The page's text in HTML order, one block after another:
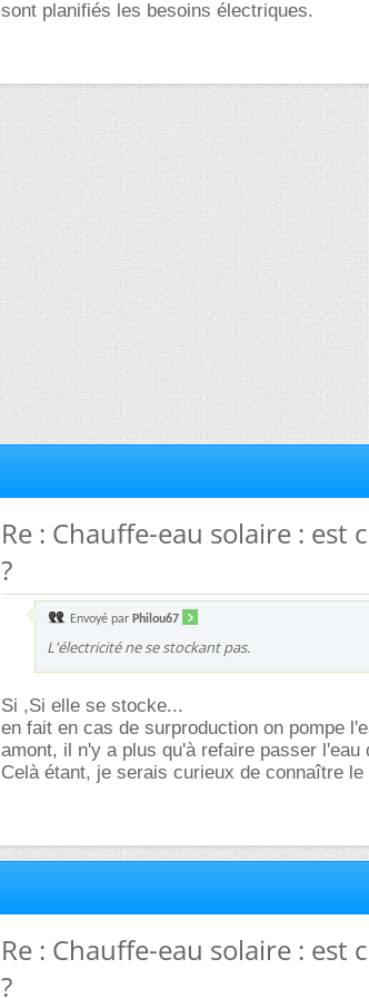
sont planifiés les besoins électriques.
Re : Chauffe-eau solaire :
?
Envoyé par Philou67
L'électricité ne se stockant pas.
Si ,Si elle se stocke...
en fait en cas de surproduction on pompe
amont, il n'y a plus qu'à refaire passer
Celà étant, je serais curieux de connaître le
Re : Chauffe-eau solaire :
?